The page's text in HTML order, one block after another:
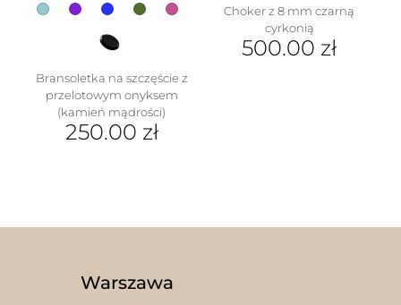
Bransoletka na szczęście z
przelotowym onyksem
(kamień mądrości)
250.00 zł
na
Choker z 8 mm czarną
cyrkonią
500.00 zł
Warszawa